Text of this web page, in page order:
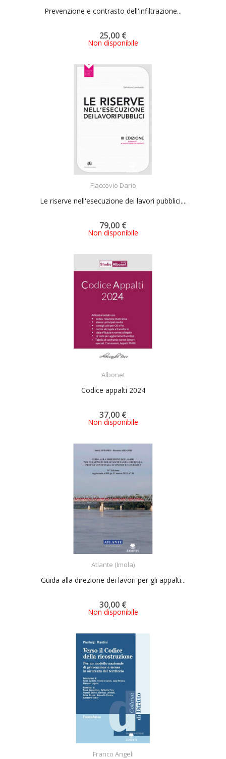
Prevenzione e contrasto dell'infiltrazione...
25,00 €
Non disponibile
Flaccovio Dario
Le riserve nell'esecuzione dei lavori pubblici....
79,00 €
Non disponibile
Albonet
Codice appalti 2024
37,00 €
Non disponibile
Atlante (Imola)
Guida alla direzione dei lavori per gli appalti...
30,00 €
Non disponibile
Franco Angeli